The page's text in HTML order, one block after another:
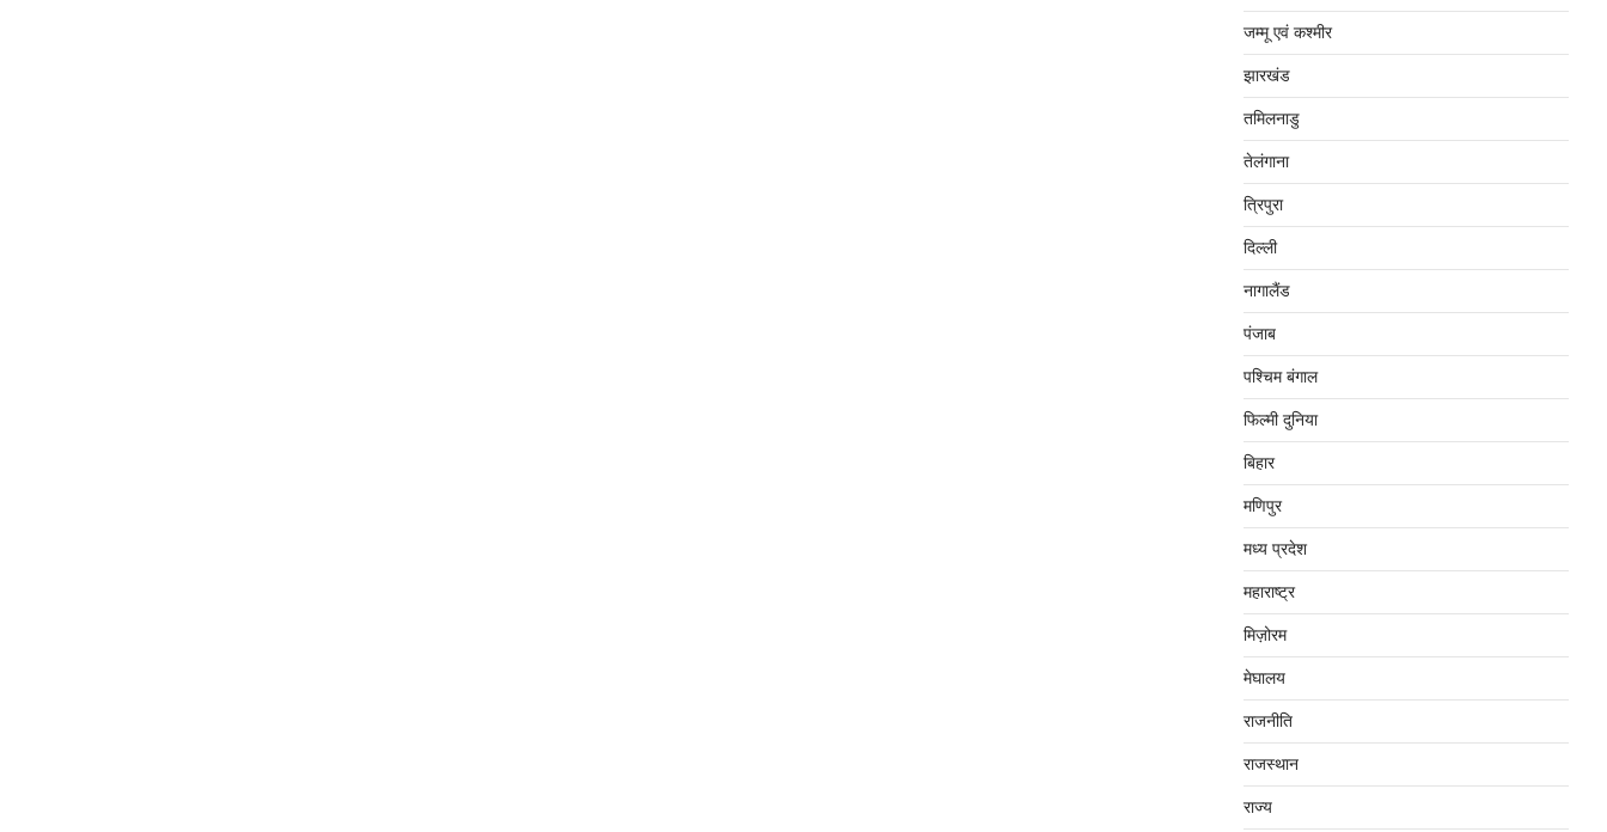
जम्‍मू एवं कश्‍मीर
झारखंड
तमिलनाडु
तेलंगाना
त्रिपुरा
दिल्‍ली
नागालैंड
पंजाब
पश्चिम बंगाल
फिल्मी दुनिया
बिहार
मणिपुर
मध्‍य प्रदेश
महाराष्‍ट्र
मिज़ोरम
मेघालय
राजनीति
राजस्थान
राज्य